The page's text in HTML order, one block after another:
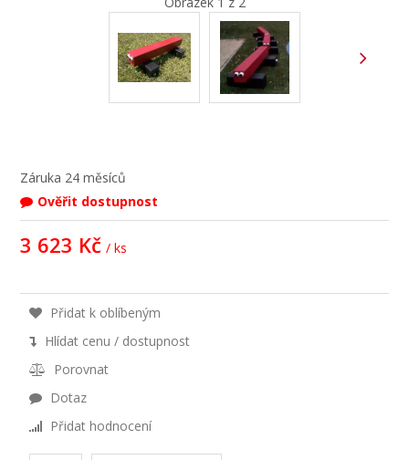
Záruka 24 měsíců
Ověřit dostupnost
3 623 Kč / ks
Přidat k oblíbeným
Hlídat cenu / dostupnost
Porovnat
Dotaz
Přidat hodnocení